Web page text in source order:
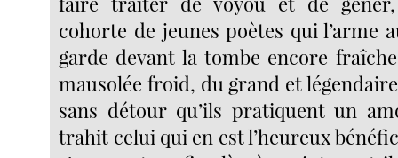
cohorte de jeunes poètes qui l’arme
garde devant la tombe encore
mausolée froid, du grand et
sans détour qu’ils pratiquent un
trahit celui qui en est l’heureux